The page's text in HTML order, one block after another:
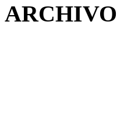
ARCHIVO